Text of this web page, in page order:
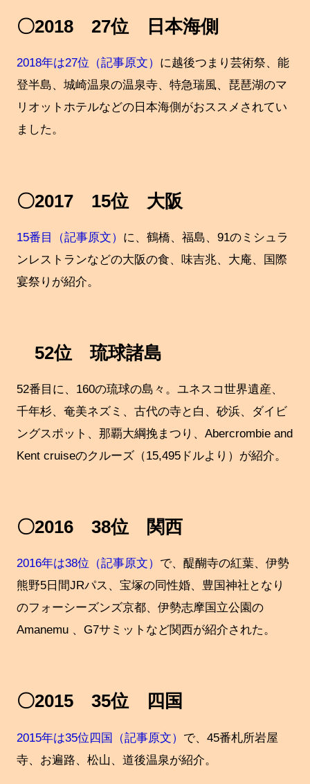
〇2018 27位 日本海側
2018年は27位（記事原文） に越後つまり芸術祭、能
登半島、城崎温泉の温泉寺、特急瑞風、琵琶湖のマ
リオットホテルなどの日本海側がおススメされてい
ました。
〇2017 15位 大阪
15番目（記事原文） に、鶴橋、福島、91のミシュラ
ンレストランなどの大阪の食、味吉兆、大庵、国際
宴祭りが紹介。
52位 琉球諸島
52番目に、160の琉球の島々。ユネスコ世界遺産、
千年杉、奄美ネズミ、古代の寺と白、砂浜、ダイビ
ングスポット、那覇大綱挽まつり、Abercrombie and
Kent cruiseのクルーズ（15,495ドルより）が紹介。
〇2016 38位 関西
2016年は38位（記事原文） で、醍醐寺の紅葉、伊勢
熊野5日間JRパス、宝塚の同性婚、豊国神社となり
のフォーシーズンズ京都、伊勢志摩国立公園の
Amanemu 、G7サミットなど関西が紹介された。
〇2015 35位 四国
2015年は35位四国（記事原文） で、45番札所岩屋
寺、お遍路、松山、道後温泉が紹介。